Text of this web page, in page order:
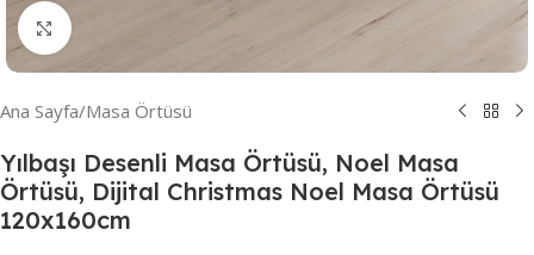
Resmi Büyüt
Ana Sayfa/Masa Örtüsü
Yılbaşı Desenli Masa Örtüsü, Noel Masa
Örtüsü, Dijital Christmas Noel Masa Örtüsü
120x160cm